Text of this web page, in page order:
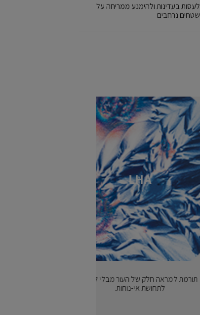
לעסות בעדינות ולהימנע ממריחה על
שטחים נרחבים
LHA
תורמת למראה חלק של העור מבלי לגרום
לתחושת אי-נוחות.